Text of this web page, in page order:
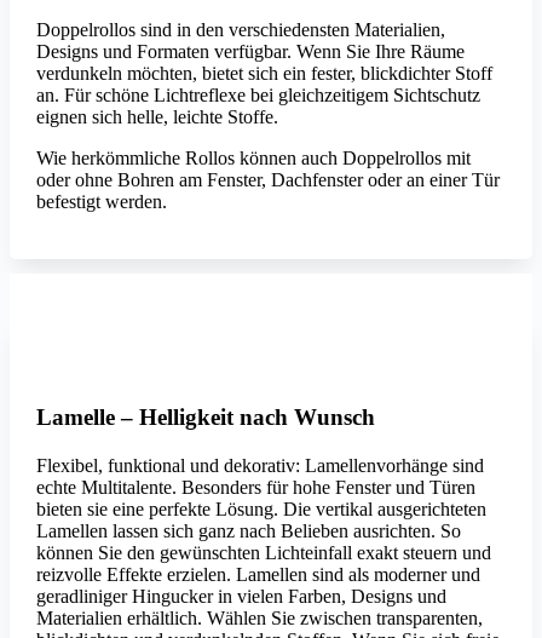
Doppelrollos sind in den verschiedensten Materialien,
Designs und Formaten verfügbar. Wenn Sie Ihre Räume
verdunkeln möchten, bietet sich ein fester, blickdichter Stoff
an. Für schöne Lichtreflexe bei gleichzeitigem Sichtschutz
eignen sich helle, leichte Stoffe.
Wie herkömmliche Rollos können auch Doppelrollos mit
oder ohne Bohren am Fenster, Dachfenster oder an einer Tür
befestigt werden.
Lamelle – Helligkeit nach Wunsch
Flexibel, funktional und dekorativ: Lamellenvorhänge sind
echte Multitalente. Besonders für hohe Fenster und Türen
bieten sie eine perfekte Lösung. Die vertikal ausgerichteten
Lamellen lassen sich ganz nach Belieben ausrichten. So
können Sie den gewünschten Lichteinfall exakt steuern und
reizvolle Effekte erzielen. Lamellen sind als moderner und
geradliniger Hingucker in vielen Farben, Designs und
Materialien erhältlich. Wählen Sie zwischen transparenten,